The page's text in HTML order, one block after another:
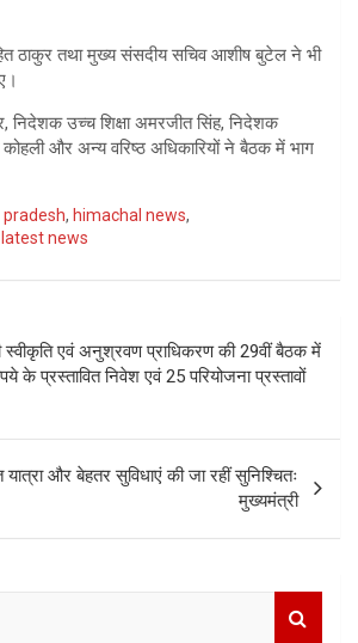
ठाकुर तथा मुख्य संसदीय सचिव आशीष बुटेल ने भी
निदेशक उच्च शिक्षा अमरजीत सिंह, निदेशक
कोहली और अन्य वरिष्ठ अधिकारियों ने बैठक में भाग
, himachal news,
latest news
एवं अनुश्रवण प्राधिकरण की 29वीं बैठक में
के प्रस्तावित निवेश एवं 25 परियोजना प्रस्तावों
यात्रा और बेहतर सुविधाएं की जा रहीं सुनिश्चितः
मुख्यमंत्री